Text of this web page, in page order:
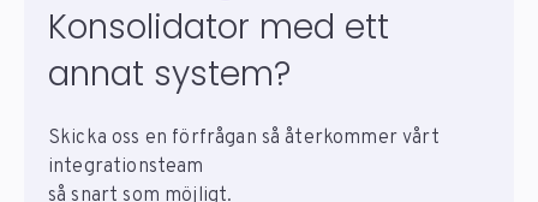
Konsolidator med ett
annat system?
Skicka oss en förfrågan så återkommer vårt
integrationsteam
så snart som möjligt.